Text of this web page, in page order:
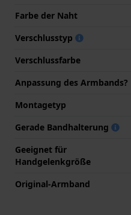
Farbe der Naht
Verschlusstyp
Verschlussfarbe
Anpassung des Armbands?
Montagetyp
Gerade Bandhalterung
Geeignet für
Handgelenkgröße
Original-Armband